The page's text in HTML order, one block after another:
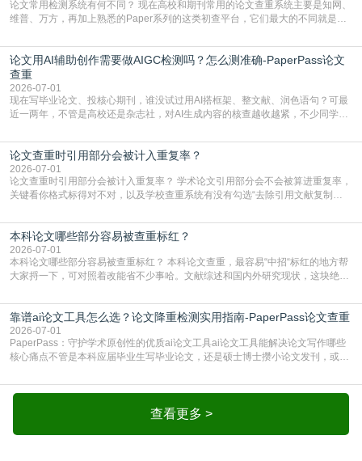
论文常用检测系统有何不同？ 现在高校和期刊常用的论文查重系统主要是知网、
维普、万方，再加上熟悉的Paper系列的这类初查平台，它们最大的不同就是数
查数值误导。知网（CNKI）是学校定稿检测的绝对主流。本科用PMLC，含大学
生联合比对库，能比历届学长论文，硕博用VIP/TMLC，含学术论文联合比对
库，期刊投稿用AMLMC/SML
论文用AI辅助创作需要做AIGC检测吗？怎么测准确-PaperPass论文
查重
2026-07-01
现在写毕业论文、投核心期刊，谁没试过用AI搭框架、整文献、润色语句？可最
近一两年，不管是高校还是杂志社，对AI生成内容的核查越收越紧，不少同学投
真的太亏。提前做AIGC检测，已经成了很多过来人交稿前必做的一步。为什么
AIGC检测成了论文答辩投稿前的必备项？可能还有不少人觉得，我就用AI搭了个
框架，内容都是自己写的，至于做AIG
论文查重时引用部分会被计入重复率？
2026-07-01
论文查重时引用部分会被计入重复率？ 学术论文引用部分会不会被算进重复率，
关键看你格式标得对不对，以及学校查重系统有没有勾选“去除引用文献复制
独占一行，每条文献用[1][2]方括号编号、与正文一一对应，著录项符合GB/T
7714（作者、题名、刊名、年、卷期、页码齐全，标点用半角）；查重系统识别
成功后通常把这段标为引用，
本科论文哪些部分容易被查重标红？
2026-07-01
本科论文哪些部分容易被查重标红？ 本科论文查重，最容易“中招“标红的地方帮
大家捋一下，可对照着改能省不少事哈。文献综述和国内外研究现状，这块绝对
乎一模一样的话，你要是直接复制百度百科、教材或别人写好的综述段落，系统
一抓一个准，整段飘红。研究背景、意义和方法描述也是不可避免，比如“本文采
用问卷调查法““运用SPSS软件进行数据分
靠谱ai论文工具怎么选？论文降重检测实用指南-PaperPass论文查重
2026-07-01
PaperPass：守护学术原创性的优质ai论文工具ai论文工具能解决论文写作哪些
核心痛点不管是本科应届毕业生写毕业论文，还是硕士博士攒小论文发刊，或是
自己逐句读逐句改，熬好几个大夜不说，还经常改不到点上，交上去才发现重复
率超标，再返工太折腾。现在有了成熟的ai论文工具，这些痛点基本都能高效解
决。靠谱的ai论文工具，不止能帮你梳查看更多 >